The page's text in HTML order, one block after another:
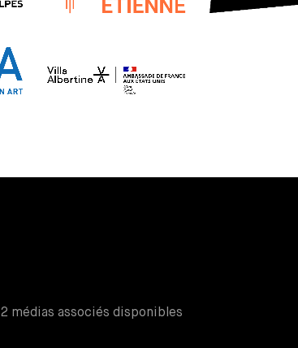
2 médias associés disponibles